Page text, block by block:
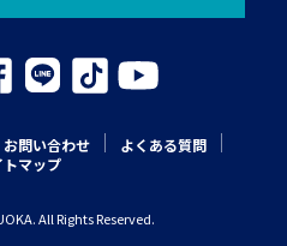
お問い合わせ
よくある質問
トマップ
All Rights Reserved.